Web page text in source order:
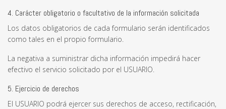
4. Carácter obligatorio o facultativo de la información solicitada
Los datos obligatorios de cada formulario serán identificados
como tales en el propio formulario.
La negativa a suministrar dicha información impedirá hacer
efectivo el servicio solicitado por el USUARIO.
5. Ejercicio de derechos
El USUARIO podrá ejercer sus derechos de acceso, rectificación,